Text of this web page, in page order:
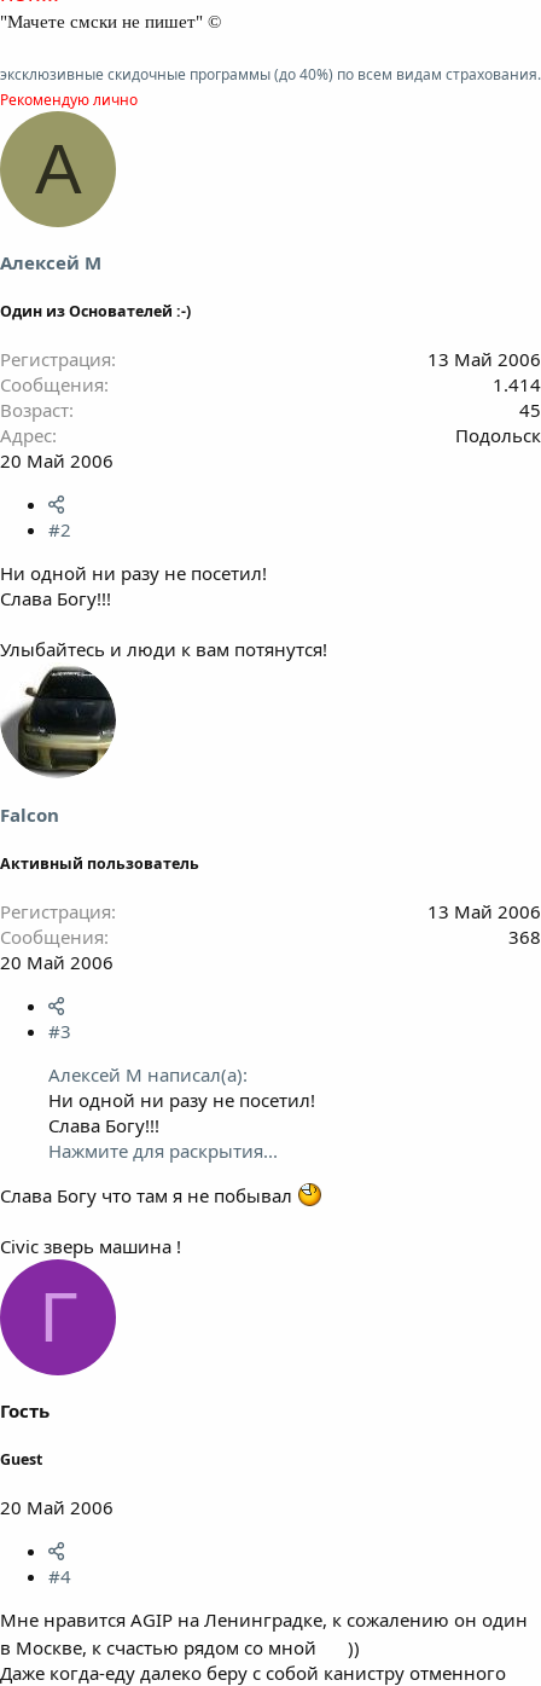
"Мачете смски не пишет" ©
эксклюзивные скидочные программы (до 40%) по всем видам страхования.
Рекомендую лично
А
Алексей М
Один из Основателей :-)
Регистрация
13 Май 2006
Сообщения
1.414
Возраст
45
Адрес
Подольск
20 Май 2006
#2
Ни одной ни разу не посетил!
Слава Богу!!!
Улыбайтесь и люди к вам потянутся!
Falcon
Активный пользователь
Регистрация
13 Май 2006
Сообщения
368
20 Май 2006
#3
Алексей М написал(а):
Ни одной ни разу не посетил!
Слава Богу!!!
Нажмите для раскрытия...
Слава Богу что там я не побывал
Civic зверь машина !
Г
Гость
Guest
20 Май 2006
#4
Мне нравится AGIP на Ленинградке, к сожалению он один
в Москве, к счастью рядом со мной
))
Даже когда-еду далеко беру с собой канистру отменного